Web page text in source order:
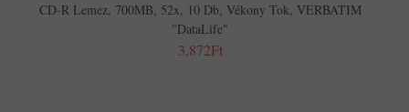
CD-R Lemez, 700MB, 52x, 10 Db, Vékony Tok, VERBATIM
"DataLife"
3,872Ft